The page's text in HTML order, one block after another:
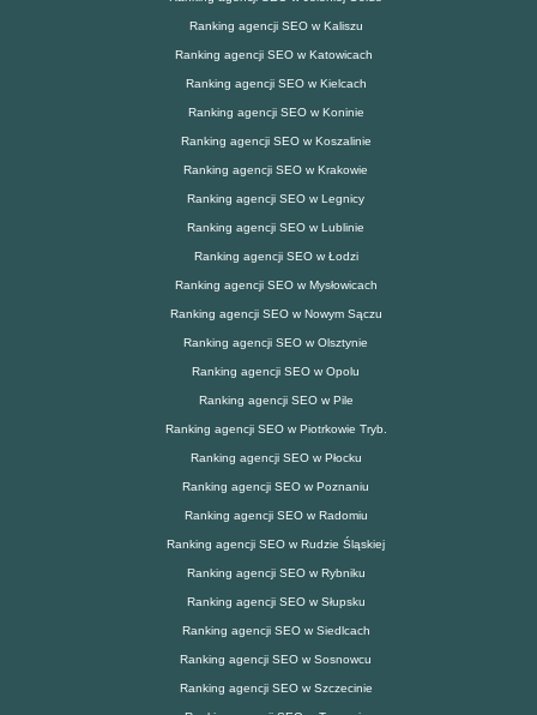
Ranking agencji SEO w Kaliszu
Ranking agencji SEO w Katowicach
Ranking agencji SEO w Kielcach
Ranking agencji SEO w Koninie
Ranking agencji SEO w Koszalinie
Ranking agencji SEO w Krakowie
Ranking agencji SEO w Legnicy
Ranking agencji SEO w Lublinie
Ranking agencji SEO w Łodzi
Ranking agencji SEO w Mysłowicach
Ranking agencji SEO w Nowym Sączu
Ranking agencji SEO w Olsztynie
Ranking agencji SEO w Opolu
Ranking agencji SEO w Pile
Ranking agencji SEO w Piotrkowie Tryb.
Ranking agencji SEO w Płocku
Ranking agencji SEO w Poznaniu
Ranking agencji SEO w Radomiu
Ranking agencji SEO w Rudzie Śląskiej
Ranking agencji SEO w Rybniku
Ranking agencji SEO w Słupsku
Ranking agencji SEO w Siedlcach
Ranking agencji SEO w Sosnowcu
Ranking agencji SEO w Szczecinie